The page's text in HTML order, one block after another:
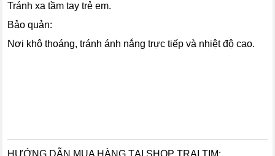
Tránh xa tầm tay trẻ em.
Bảo quản:
Nơi khô thoáng, tránh ánh nắng trực tiếp và nhiệt độ cao.